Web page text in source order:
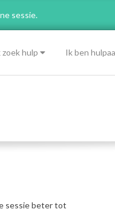
sessie.
zoek hulp Ik ben
sessie beter tot